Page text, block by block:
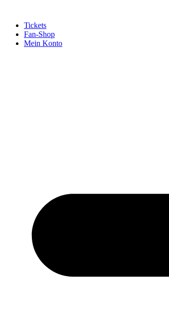
Tickets
Fan-Shop
Mein Konto